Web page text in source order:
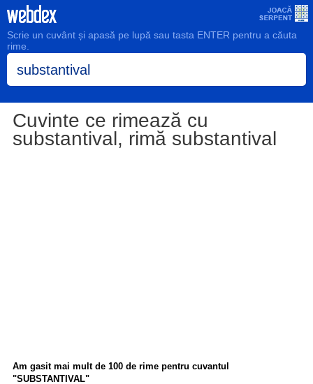
Scrie un cuvânt și apasă pe lupă sau tasta ENTER pentru a căuta
rime.
Cuvinte ce rimează cu
substantival, rimă substantival
Am gasit mai mult de 100 de rime pentru cuvantul
"SUBSTANTIVAL"